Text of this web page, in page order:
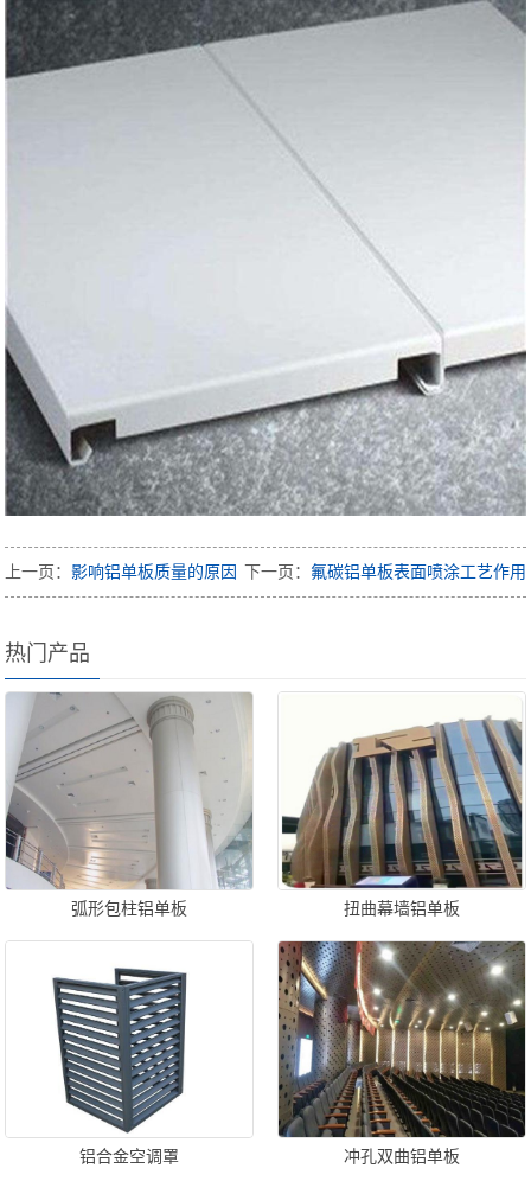
上一页：影响铝单板质量的原因 下一页： 氟碳铝单板表面喷涂工艺作用
热门产品
弧形包柱铝单板 扭曲幕墙铝单板
铝合金空调罩 冲孔双曲铝单板